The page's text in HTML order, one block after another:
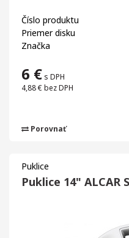
Číslo produktu
Priemer disku
Značka
6 € s DPH
4,88 € bez DPH
Porovnať
Puklice
Puklice 14" ALCAR